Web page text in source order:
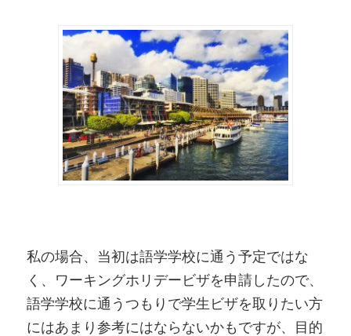
私の場合、当初は語学学校に通う予定ではな
く、ワーキングホリデービザを申請したので、
語学学校に通うつもりで学生ビザを取りたい方
にはあまり参考にはならないかもですが、目的